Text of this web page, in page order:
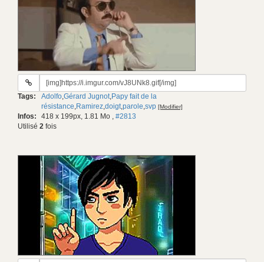
URL
gif:
Tags: Adolfo,Gérard Jugnot,Papy fait de la
résistance,Ramirez,doigt,parole,svp [Modifier]
Infos: 418 x 199px, 1.81 Mo , #2813
Utilisé 2 fois